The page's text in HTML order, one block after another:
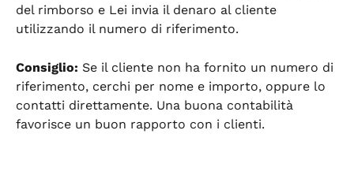
del rimborso e Lei invia il denaro al cliente
utilizzando il numero di riferimento.
Consiglio: Se il cliente non ha fornito un numero di
riferimento, cerchi per nome e importo, oppure lo
contatti direttamente. Una buona contabilità
favorisce un buon rapporto con i clienti.